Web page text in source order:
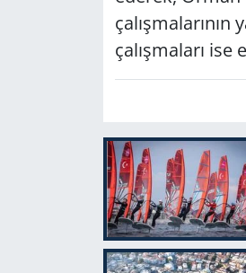
çalışmalarının
çalışmaları